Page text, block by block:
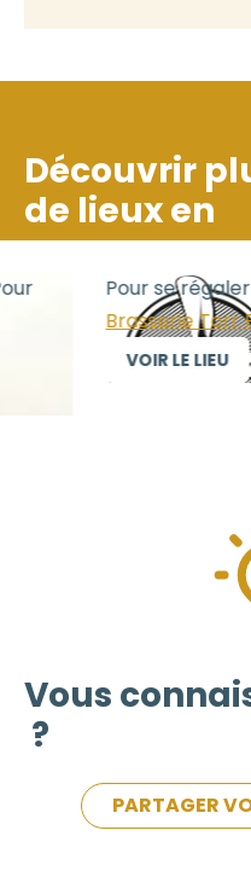
Découvrir
de lieux en
Pour se régaler
Brasserie Torr
VOIR LE LIEU
Vous
?
PARTAGER